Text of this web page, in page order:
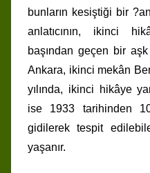
bunların kesiştiği bir
anlatıcının, ikinci
başından geçen bir
Ankara, ikinci mekân
yılında, ikinci hikâye
ise 1933 tarihinden
gidilerek tespit
yaşanır.